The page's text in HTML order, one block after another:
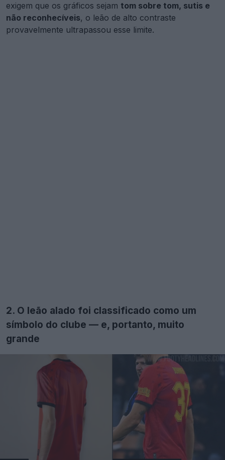
exigem que os gráficos sejam tom sobre tom, sutis e
não reconhecíveis, o leão de alto contraste
provavelmente ultrapassou esse limite.
2. O leão alado foi classificado como um
símbolo do clube — e, portanto, muito
grande